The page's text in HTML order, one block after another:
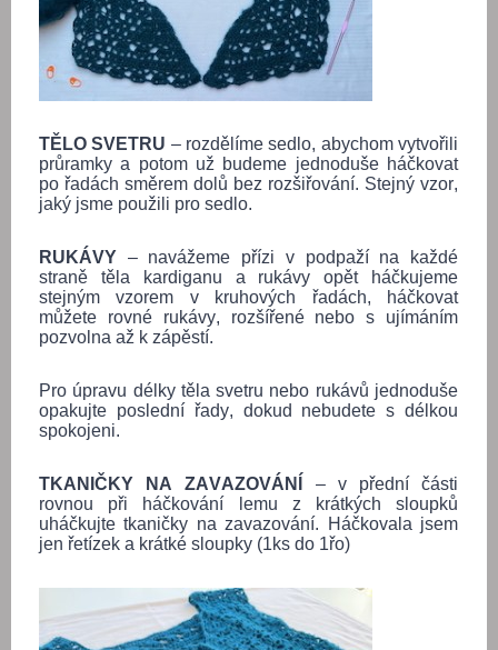
TĚLO SVETRU – rozdělíme sedlo, abychom vytvořili
průramky a potom už budeme jednoduše háčkovat
po řadách směrem dolů bez rozšiřování. Stejný vzor,
jaký jsme použili pro sedlo.
RUKÁVY – navážeme přízi v podpaží na každé
straně těla kardiganu a rukávy opět háčkujeme
stejným vzorem v kruhových řadách, háčkovat
můžete rovné rukávy, rozšířené nebo s ujímáním
pozvolna až k zápěstí.
Pro úpravu délky těla svetru nebo rukávů jednoduše
opakujte poslední řady, dokud nebudete s délkou
spokojeni.
TKANIČKY NA ZAVAZOVÁNÍ – v přední části
rovnou při háčkování lemu z krátkých sloupků
uháčkujte tkaničky na zavazování. Háčkovala jsem
jen řetízek a krátké sloupky (1ks do 1řo)